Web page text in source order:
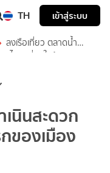
TH เข้าสู่ระบบ
ลงเรือเที่ยว ตลาดน้ำ
ไทย เที่ยวใกล้กรุงเทพ
นินสะดวก
ของเมือง